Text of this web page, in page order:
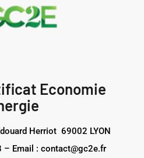
Economie
Herriot 69002 LYON
Email : contact@gc2e.fr